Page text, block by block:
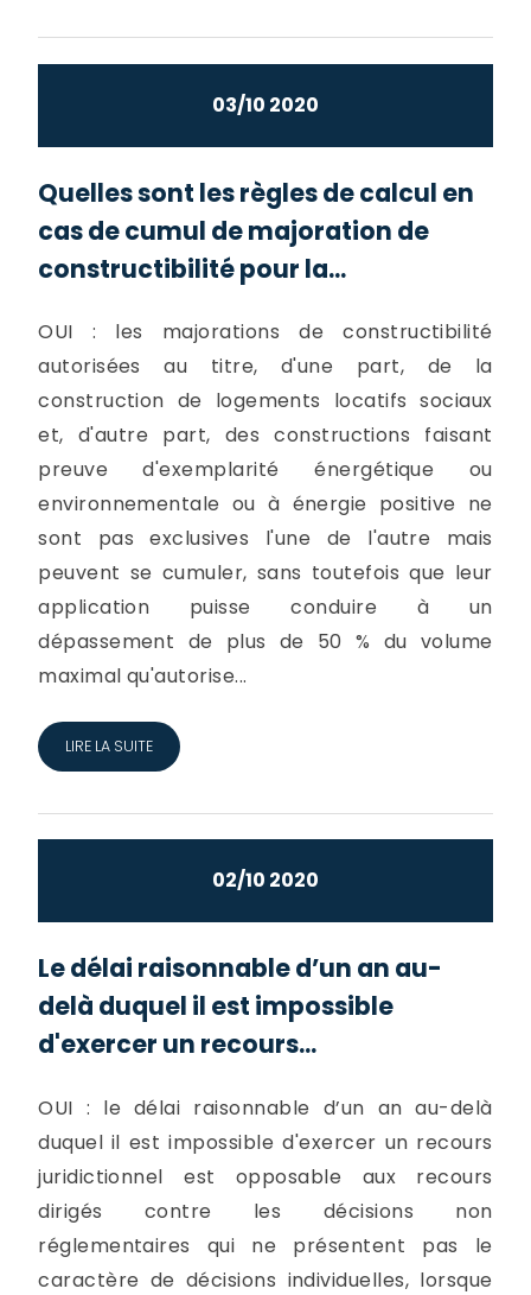
03/10 2020
Quelles sont les règles de calcul en
cas de cumul de majoration de
constructibilité pour la...
OUI : les majorations de constructibilité
autorisées au titre, d'une part, de la
construction de logements locatifs sociaux
et, d'autre part, des constructions faisant
preuve d'exemplarité énergétique ou
environnementale ou à énergie positive ne
sont pas exclusives l'une de l'autre mais
peuvent se cumuler, sans toutefois que leur
application puisse conduire à un
dépassement de plus de 50 % du volume
maximal qu'autorise...
LIRE LA SUITE
02/10 2020
Le délai raisonnable d’un an au-
delà duquel il est impossible
d'exercer un recours...
OUI : le délai raisonnable d’un an au-delà
duquel il est impossible d'exercer un recours
juridictionnel est opposable aux recours
dirigés contre les décisions non
réglementaires qui ne présentent pas le
caractère de décisions individuelles, lorsque